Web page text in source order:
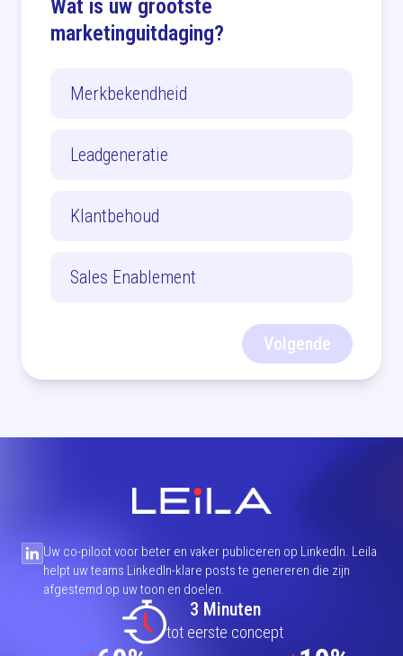
Wat is uw grootste
marketinguitdaging?
Merkbekendheid
Leadgeneratie
Klantbehoud
Sales Enablement
Volgende
Uw co-piloot voor beter en vaker publiceren op LinkedIn. Leila
helpt uw teams LinkedIn-klare posts te genereren die zijn
afgestemd op uw toon en doelen.
3 Minuten
tot eerste concept